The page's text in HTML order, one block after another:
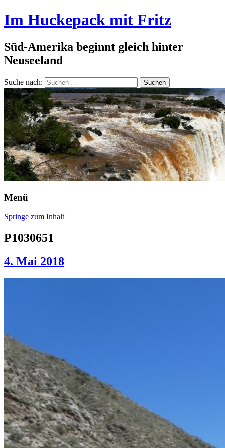
Im Huckepack mit Fritz
Süd-Amerika beginnt gleich hinter
Neuseeland
Suche nach:
Menü
Springe zum Inhalt
P1030651
4. Mai 2018